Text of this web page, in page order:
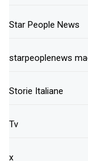
Star People News
starpeoplenews
Storie Italiane
Tv
x